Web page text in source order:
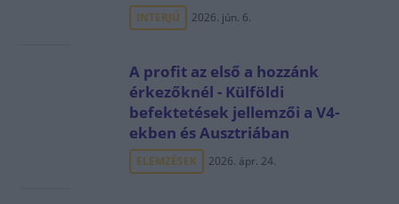
INTERJÚ 2026. jún. 6.
A profit az első a hozzánk
érkezőknél - Külföldi
befektetések jellemzői a V4-
ekben és Ausztriában
ELEMZÉSEK 2026. ápr. 24.